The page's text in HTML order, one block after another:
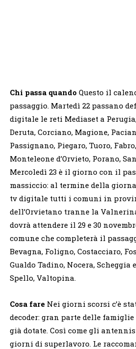
Chi passa quando Questo il
passaggio. Martedì 22 passano
digitale le reti Mediaset a
Deruta, Corciano, Magione,
Passignano, Piegaro, Tuoro,
Monteleone d’Orvieto, Porano,
Mercoledì 23 è il giorno con il
massiccio: al termine della
tv digitale tutti i comuni in
dell’Orvietano tranne la
dovrà attendere il 29 e 30
comune che completerà il
Bevagna, Foligno, Costacciaro,
Gualdo Tadino, Nocera, Scheggia
Spello, Valtopina.
Cosa fare Nei giorni scorsi c’è
decoder: gran parte delle famiglie
già dotate. Così come gli
giorni di superlavoro. Le